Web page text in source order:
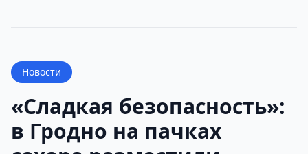
Новости
«Сладкая безопасность»:
в Гродно на пачках